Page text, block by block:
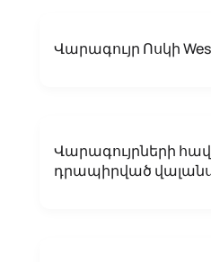
Վարագույր Ոսկի
Վարագույրների
դրապիրված